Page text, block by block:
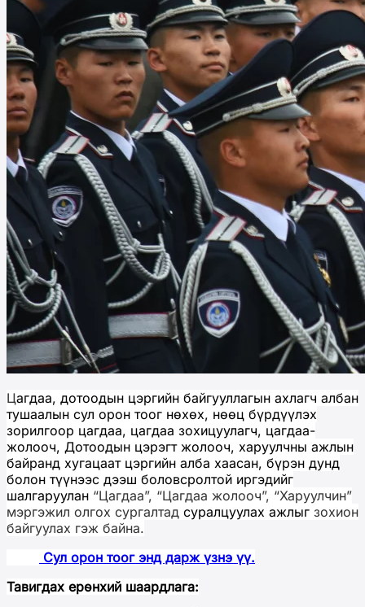
Цагдаа, дотоодын цэргийн байгууллагын ахлагч албан
тушаалын сул орон тоог нөхөх, нөөц бүрдүүлэх
зорилгоор цагдаа, цагдаа зохицуулагч, цагдаа-
жолооч, Дотоодын цэрэгт жолооч, харуулчны ажлын
байранд хугацаат цэргийн алба хаасан, бүрэн дунд
болон түүнээс дээш боловсролтой иргэдийг
шалгаруулан “Цагдаа”, “Цагдаа жолооч”, “Харуулчин”
мэргэжил олгох сургалтад суралцуулах ажлыг зохион
байгуулах гэж байна.
Сул орон тоог энд дарж үзнэ үү.
Тавигдах ерөнхий шаардлага: